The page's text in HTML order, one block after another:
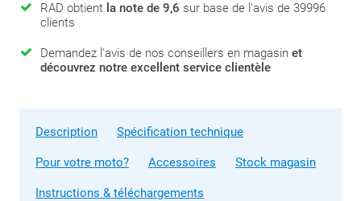
RAD obtient la note de 9,6 sur base de l'avis de 39996
clients
Demandez l'avis de nos conseillers en magasin et
découvrez notre excellent service clientèle
Description Spécification technique
Pour votre moto? Accessoires Stock magasin
Instructions & téléchargements